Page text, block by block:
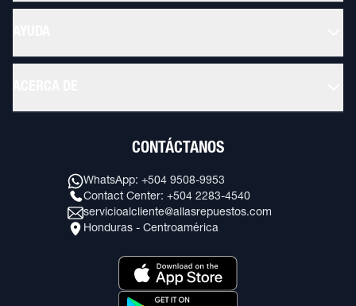
CONTÁCTANOS
WhatsApp: +504 9508-9953
Contact Center: +504 2283-4540
servicioalcliente@allasrepuestos.com
Honduras - Centroamérica